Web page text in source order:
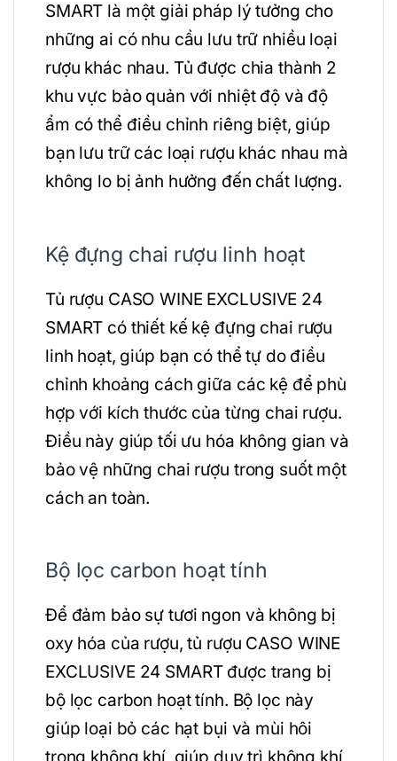
SMART là một giải pháp lý tưởng cho
những ai có nhu cầu lưu trữ nhiều loại
rượu khác nhau. Tủ được chia thành 2
khu vực bảo quản với nhiệt độ và độ
ẩm có thể điều chỉnh riêng biệt, giúp
bạn lưu trữ các loại rượu khác nhau mà
không lo bị ảnh hưởng đến chất lượng.
Kệ đựng chai rượu linh hoạt
Tủ rượu CASO WINE EXCLUSIVE 24
SMART có thiết kế kệ đựng chai rượu
linh hoạt, giúp bạn có thể tự do điều
chỉnh khoảng cách giữa các kệ để phù
hợp với kích thước của từng chai rượu.
Điều này giúp tối ưu hóa không gian và
bảo vệ những chai rượu trong suốt một
cách an toàn.
Bộ lọc carbon hoạt tính
Để đảm bảo sự tươi ngon và không bị
oxy hóa của rượu, tủ rượu CASO WINE
EXCLUSIVE 24 SMART được trang bị
bộ lọc carbon hoạt tính. Bộ lọc này
giúp loại bỏ các hạt bụi và mùi hôi